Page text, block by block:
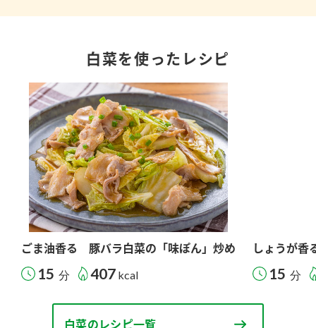
白菜を使ったレシピ
ごま油香る 豚バラ白菜の「味ぽん」炒め
15 分 407 kcal
しょうが
15 分
白菜のレシピ一覧